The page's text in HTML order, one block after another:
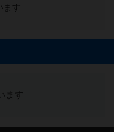
す
ます